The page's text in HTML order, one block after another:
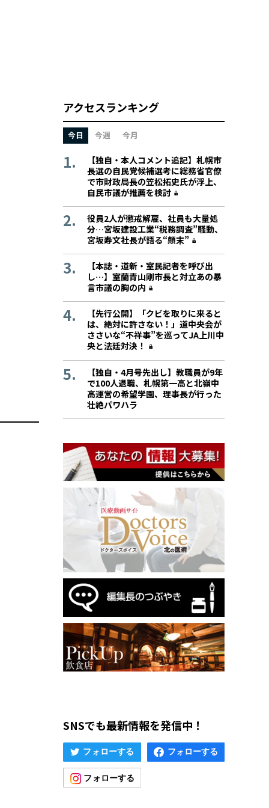
アクセスランキング
今日 今週 今月
【独自・本人コメント追記】札幌市
長選の自民党候補選考に総務省官僚
で市財政局長の笠松拓史氏が浮上、
自民市議が推薦を検討
役員2人が懲戒解雇、社員も大量処
分…宮坂建設工業“税務調査”騒動、
宮坂寿文社長が語る“顛末”
【本誌・道新・室民記者を呼び出
し…】室蘭青山剛市長と対立あの暴
言市議の胸の内
【先行公開】「クビを取りに来ると
は、絶対に許さない！」道中央会が
ささいな“不祥事”を巡ってJA上川中
央と法廷対決！
【独自・4月号先出し】教職員が9年
で100人退職、札幌第一高と北嶺中
高運営の希望学園、理事長が行った
壮絶パワハラ
SNSでも最新情報を発信中！